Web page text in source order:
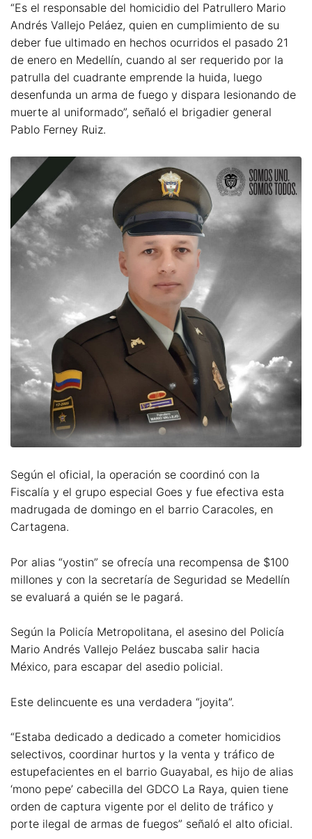
“Es el responsable del homicidio del Patrullero Mario
Andrés Vallejo Peláez, quien en cumplimiento de su
deber fue ultimado en hechos ocurridos el pasado 21
de enero en Medellín, cuando al ser requerido por la
patrulla del cuadrante emprende la huida, luego
desenfunda un arma de fuego y dispara lesionando de
muerte al uniformado”, señaló el brigadier general
Pablo Ferney Ruiz.
Según el oficial, la operación se coordinó con la
Fiscalía y el grupo especial Goes y fue efectiva esta
madrugada de domingo en el barrio Caracoles, en
Cartagena.
Por alias “yostin” se ofrecía una recompensa de $100
millones y con la secretaría de Seguridad se Medellín
se evaluará a quién se le pagará.
Según la Policía Metropolitana, el asesino del Policía
Mario Andrés Vallejo Peláez buscaba salir hacia
México, para escapar del asedio policial.
Este delincuente es una verdadera “joyita”.
“Estaba dedicado a dedicado a cometer homicidios
selectivos, coordinar hurtos y la venta y tráfico de
estupefacientes en el barrio Guayabal, es hijo de alias
‘mono pepe’ cabecilla del GDCO La Raya, quien tiene
orden de captura vigente por el delito de tráfico y
porte ilegal de armas de fuegos” señaló el alto oficial.